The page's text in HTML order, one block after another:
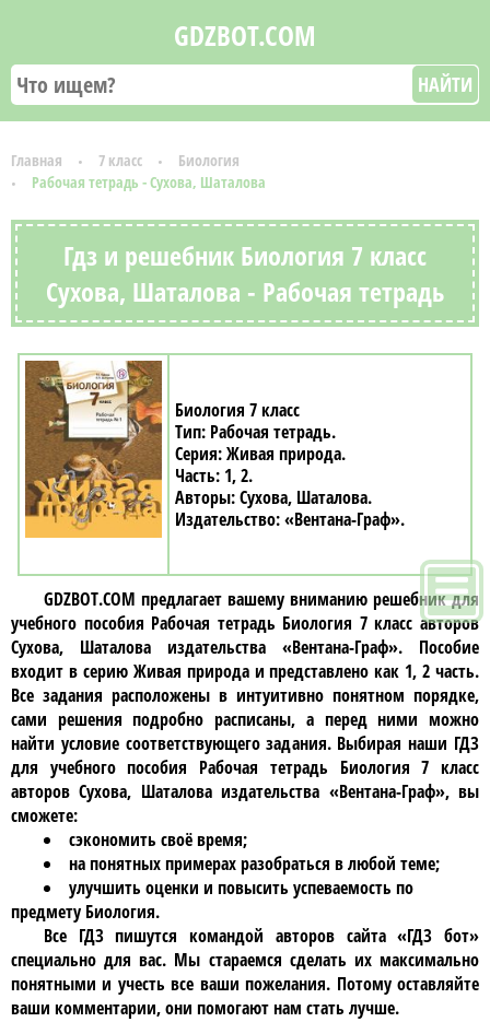
GDZBOT.COM
НАЙТИ
Главная 7 класс
Биология
Рабочая тетрадь - Сухова, Шаталова
Гдз и решебник Биология 7 класс
Сухова, Шаталова - Рабочая тетрадь
Биология 7 класс
Рабочая тетрадь
Живая природа
1, 2
Сухова, Шаталова
«Вентана-Граф»
GDZBOT.COM предлагает вашему вниманию решебник для
учебного пособия Рабочая тетрадь Биология 7 класc авторов
Сухова, Шаталова издательства «Вентана-Граф». Пособие
входит в серию Живая природа и представлено как 1, 2 часть.
Все задания расположены в интуитивно понятном порядке,
сами решения подробно расписаны, а перед ними можно
найти условие соответствующего задания. Выбирая наши ГДЗ
для учебного пособия Рабочая тетрадь Биология 7 класc
авторов Сухова, Шаталова издательства «Вентана-Граф», вы
сможете:
сэкономить своё время;
на понятных примерах разобраться в любой теме;
улучшить оценки и повысить успеваемость по
предмету Биология.
Все ГДЗ пишутся командой авторов сайта «ГДЗ бот»
специально для вас. Мы стараемся сделать их максимально
понятными и учесть все ваши пожелания. Потому оставляйте
ваши комментарии, они помогают нам стать лучше.